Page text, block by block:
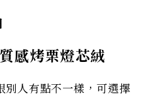
感烤栗燈芯絨
別人有點不一樣，可選擇